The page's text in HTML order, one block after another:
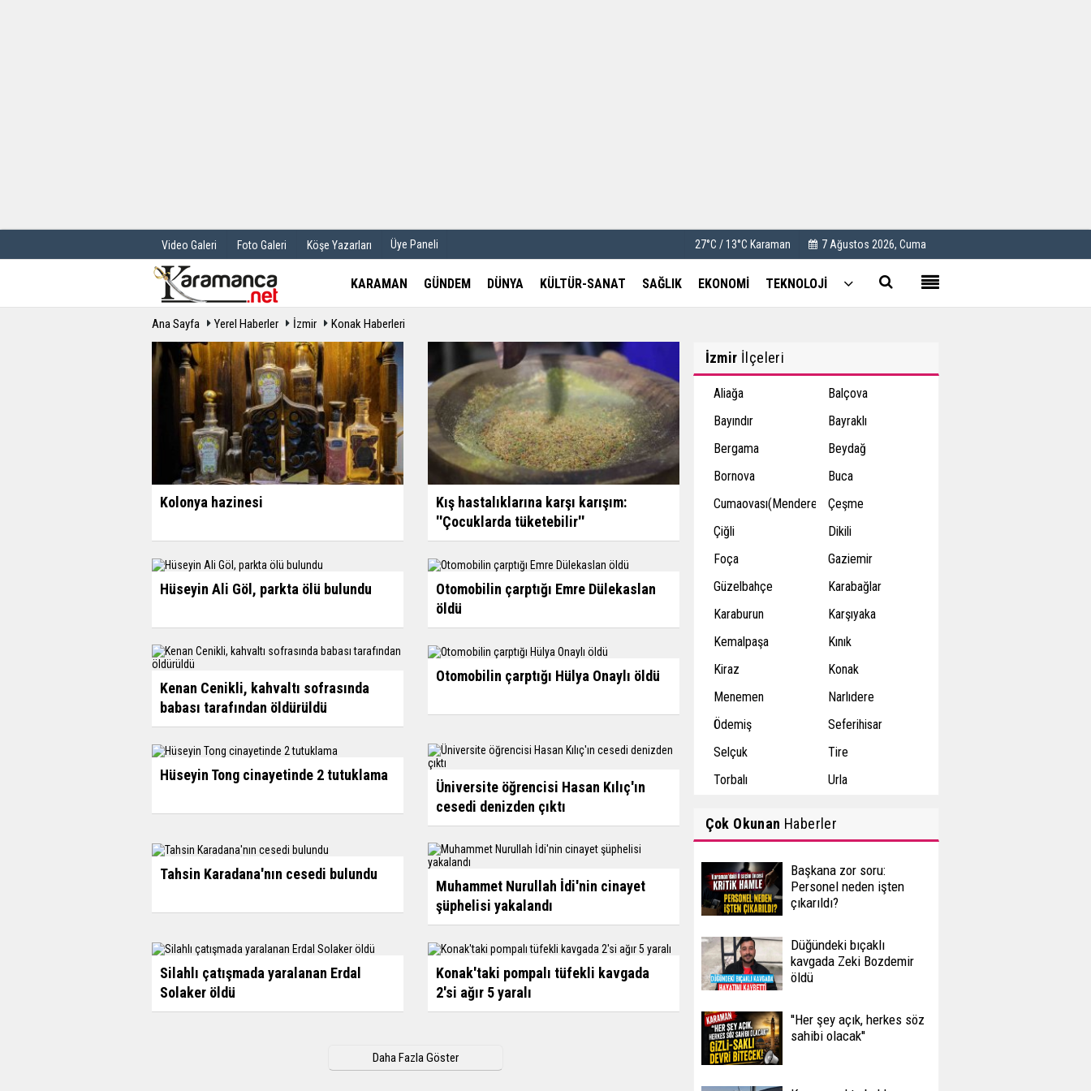
Video Galeri Foto Galeri Köşe Yazarları Üye Paneli 27°C / 13°C Karaman 7 Ağustos 2026, Cuma
KARAMAN GÜNDEM DÜNYA KÜLTÜR-SANAT SAĞLIK EKONOMİ TEKNOLOJİ
Ana Sayfa Yerel Haberler İzmir Konak Haberleri
Kolonya hazinesi
Kış hastalıklarına karşı karışım:
''Çocuklarda tüketebilir''
Hüseyin Ali Göl, parkta ölü bulundu
Otomobilin çarptığı Emre Dülekaslan
öldü
Kenan Cenikli, kahvaltı sofrasında
babası tarafından öldürüldü
Otomobilin çarptığı Hülya Onaylı öldü
Hüseyin Tong cinayetinde 2 tutuklama
Üniversite öğrencisi Hasan Kılıç'ın
cesedi denizden çıktı
Tahsin Karadana'nın cesedi bulundu
Muhammet Nurullah İdi'nin cinayet
şüphelisi yakalandı
Silahlı çatışmada yaralanan Erdal
Solaker öldü
Konak'taki pompalı tüfekli kavgada
2'si ağır 5 yaralı
Daha Fazla Göster
İzmir İlçeleri
Aliağa
Balçova
Bayındır
Bayraklı
Bergama
Beydağ
Bornova
Buca
Cumaovası(Menderes) Çeşme
Çiğli
Dikili
Foça
Gaziemir
Güzelbahçe
Karabağlar
Karaburun
Karşıyaka
Kemalpaşa
Kınık
Kiraz
Konak
Menemen
Narlıdere
Ödemiş
Seferihisar
Selçuk
Tire
Torbalı
Urla
Çok Okunan Haberler
Başkana zor soru:
Personel neden işten
çıkarıldı?
Düğündeki bıçaklı
kavgada Zeki Bozdemir
öldü
''Her şey açık, herkes söz
sahibi olacak''